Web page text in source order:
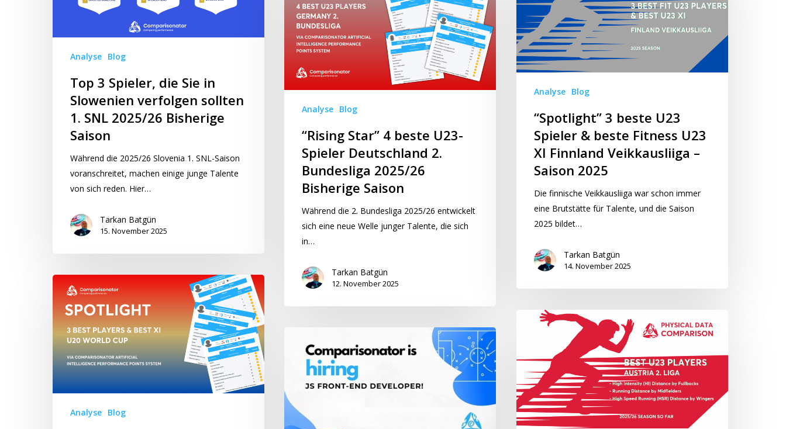
Bisherige
Saison
Analyse Blog
Top 3 Spieler, die Sie in
Slowenien verfolgen sollten
1. SNL 2025/26 Bisherige
Saison
Während die 2025/26 Slovenia 1. SNL-Saison
voranschreitet, machen einige junge Talente
von sich reden. Hier…
Tarkan Batgün
15. November 2025
U23
Spieler
&
beste
Fitness
Finnland
Veikkausliiga
Saison
Analyse Blog
“Spotlight” 3 beste U23
Spieler & beste Fitness U23
XI Finnland Veikkausliiga –
Saison 2025
Die finnische Veikkausliiga war schon immer
eine Brutstätte für Talente, und die Saison
2025 bildet…
Tarkan Batgün
14. November 2025
beste
U23-
Spieler
Deutschland
2025/26
Bisherige
Analyse Blog
“Rising Star” 4 beste U23-
Spieler Deutschland 2.
Bundesliga 2025/26
Bisherige Saison
Während die 2. Bundesliga 2025/26 entwickelt
sich eine neue Welle junger Talente, die sich
in…
Tarkan Batgün
12. November 2025
Beste
Spieler
Beste
U20
2025Analyse Blog
Spieler
Österreichs
2.
Liga